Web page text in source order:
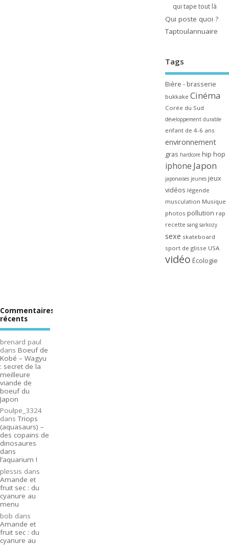
qui tape tout là
Qui poste quoi ?
Taptoulannuaire
Tags
Bière - brasserie
bukkake Cinéma
Corée du Sud
développement durable
enfant de 4-6 ans
environnement
gras hardcore hip hop
iphone Japon
japonaises jeunes jeux
vidéos légende
musculation Musique
photos pollution rap
recette sang sarkozy
sexe skateboard
sport de glisse USA
vidéo Écologie
Commentaires
récents
brenard paul
dans Boeuf de
Kobé – Wagyu
: secret de la
meilleure
viande de
boeuf du
Japon
Poulpe_3324
dansTriops
(aquasaurs) –
des copains de
dinosaures
dans
l’aquarium !
plessis dans
Amande et
fruit sec : du
cyanure au
menu
bob dans
Amande et
fruit sec : du
cyanure au